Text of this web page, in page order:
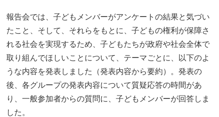
報告会では、子どもメンバーがアンケートの結果と気づい
たこと、そして、それらをもとに、子どもの権利が保障さ
れる社会を実現するため、子どもたちが政府や社会全体で
取り組んでほしいことについて、テーマごとに、以下のよ
うな内容を発表しました（発表内容から要約）。発表の
後、各グループの発表内容について質疑応答の時間があ
り、一般参加者からの質問に、子どもメンバーが回答しま
した。